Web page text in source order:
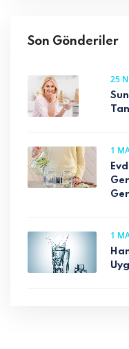
Son Gönderiler
25
1
1